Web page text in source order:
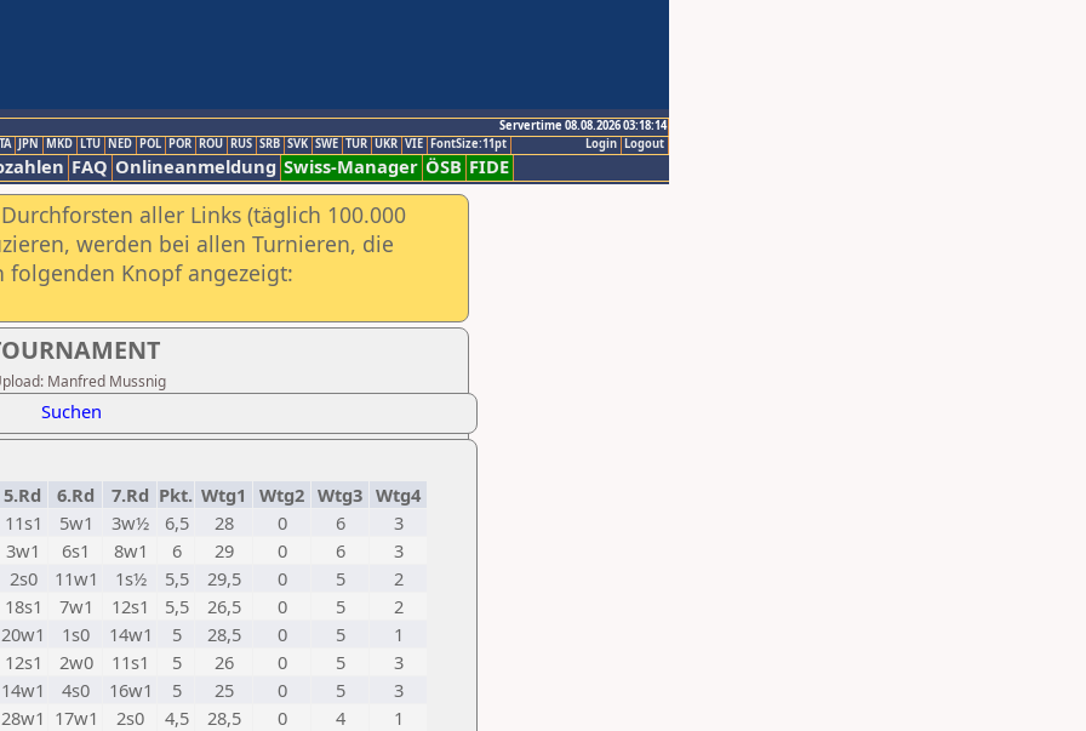
Servertime 08.08.2026 03:18:14
Logout
Login
JPN MKD LTU NED POL POR ROU RUS SRB SVK SWE TUR UKR VIE FontSize:11pt
FAQ Onlineanmeldung Swiss-Manager ÖSB FIDE
aller Links (täglich 100.000
werden bei allen Turnieren, die
folgenden Knopf angezeigt:
Manfred Mussnig
Suchen
5.Rd 6.Rd 7.Rd Pkt. Wtg1 Wtg2 Wtg3 Wtg4
11s1
5w1 3w½ 6,5 28 0 6
3
3w1
6s1 8w1 6 29 0 6
3
2s0
11w1 1s½ 5,5 29,5 0 5
2
18s1
7w1 12s1 5,5 26,5 0 5
2
20w1
1s0 14w1 5 28,5 0 5
1
12s1
2w0 11s1 5 26 0 5
3
14w1
4s0 16w1 5 25 0 5
3
28w1 17w1 2s0 4,5 28,5 0 4
1